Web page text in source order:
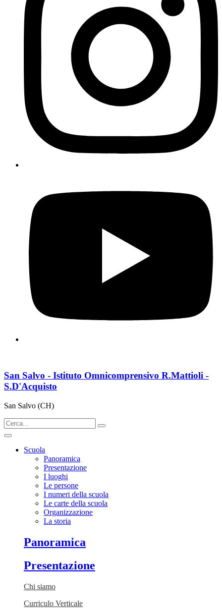
San Salvo - Istituto Omnicomprensivo R.Mattioli -
S.D'Acquisto
San Salvo (CH)
Scuola
Panoramica
Presentazione
I luoghi
Le persone
I numeri della scuola
Le carte della scuola
Organizzazione
La storia
Panoramica
Presentazione
Chi siamo
Curriculo Verticale